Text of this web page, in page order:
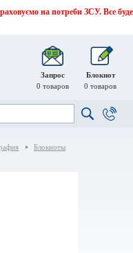
на потреби ЗСУ. Все буде
Запрос
0 товаров
Блокнот
0 товаров
Блокноты